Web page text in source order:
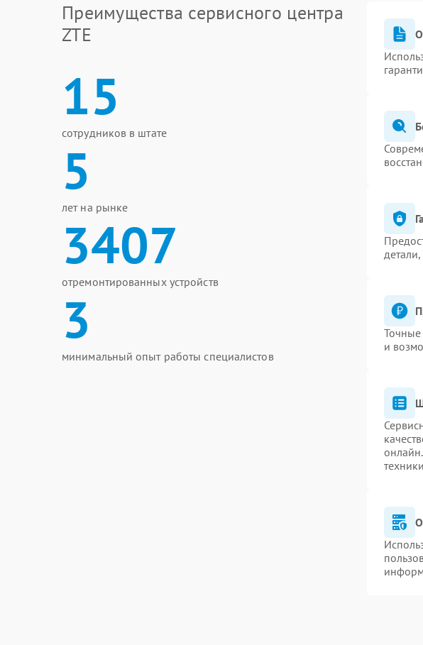
Преимущества сервисного центра
ZTE
15
сотрудников в штате
5
лет на рынке
3407
отремонтированных устройств
3
минимальный опыт работы специалистов
Точные
и
техники